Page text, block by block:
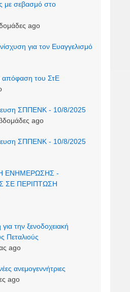
με σεβασμό στο
ago
για τον Ευαγγελισμό
απόφαση του ΣτΕ
ΣΠΠΕΝΚ - 10/8/2025
ago
ΣΠΠΕΝΚ - 10/8/2025
ΕΝΗΜΕΡΩΣΗΣ -
ΣΕ ΠΕΡΙΠΤΩΣΗ
την ξενοδοχειακή
Πεταλιούς
ago
ανεμογεννήτριες
ago